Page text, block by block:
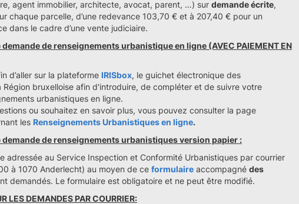
agent immobilier, architecte, avocat, parent, …) sur demande écrite,
chaque parcelle, d’une redevance 103,70 € et à 207,40 € pour un
dans le cadre d’une vente judiciaire.
de renseignements urbanistique en ligne (AVEC PAIEMENT EN
d’aller sur la plateforme IRISbox, le guichet électronique des
Région bruxelloise afin d'introduire, de compléter et de suivre votre
urbanistiques en ligne.
ou souhaitez en savoir plus, vous pouvez consulter la page
les Renseignements Urbanistiques en ligne.
de renseignements urbanistiques version papier :
adressée au Service Inspection et Conformité Urbanistiques par courrier
à 1070 Anderlecht) au moyen de ce formulaire accompagné des
demandés. Le formulaire est obligatoire et ne peut être modifié.
LES DEMANDES PAR COURRIER: